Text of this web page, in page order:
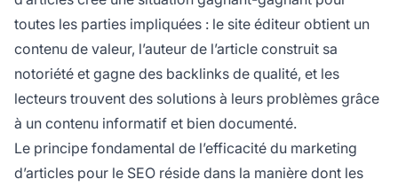
toutes les parties impliquées : le site éditeur obtient un
contenu de valeur, l’auteur de l’article construit sa
notoriété et gagne des backlinks de qualité, et les
lecteurs trouvent des solutions à leurs problèmes grâce
à un contenu informatif et bien documenté.
Le principe fondamental de l’efficacité du marketing
d’articles pour le SEO réside dans la manière dont les